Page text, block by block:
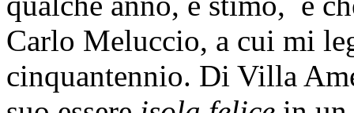
Carlo Meluccio, a cui mi
cinquantennio. Di Villa